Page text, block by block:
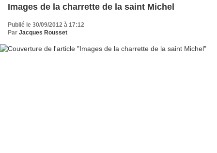
Images de la charrette de la saint Michel
Publié le 30/09/2012 à 17:12
Par Jacques Rousset